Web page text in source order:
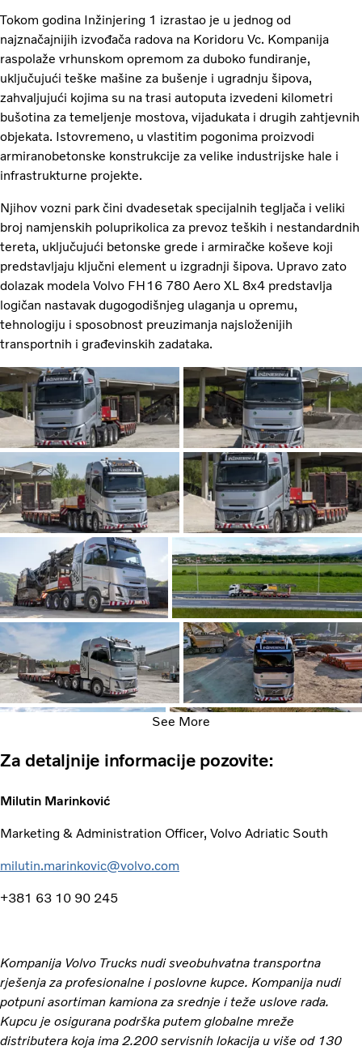
Tokom godina Inžinjering 1 izrastao je u jednog od
najznačajnijih izvođača radova na Koridoru Vc. Kompanija
raspolaže vrhunskom opremom za duboko fundiranje,
uključujući teške mašine za bušenje i ugradnju šipova,
zahvaljujući kojima su na trasi autoputa izvedeni kilometri
bušotina za temeljenje mostova, vijadukata i drugih zahtjevnih
objekata. Istovremeno, u vlastitim pogonima proizvodi
armiranobetonske konstrukcije za velike industrijske hale i
infrastrukturne projekte.
Njihov vozni park čini dvadesetak specijalnih tegljača i veliki
broj namjenskih poluprikolica za prevoz teških i nestandardnih
tereta, uključujući betonske grede i armiračke koševe koji
predstavljaju ključni element u izgradnji šipova. Upravo zato
dolazak modela Volvo FH16 780 Aero XL 8x4 predstavlja
logičan nastavak dugogodišnjeg ulaganja u opremu,
tehnologiju i sposobnost preuzimanja najsloženijih
transportnih i građevinskih zadataka.
See More
Za detaljnije informacije pozovite:
Milutin Marinković
Marketing & Administration Officer, Volvo Adriatic South
milutin.marinkovic@volvo.com
+381 63 10 90 245
Kompanija Volvo Trucks nudi sveobuhvatna transportna
rješenja za profesionalne i poslovne kupce. Kompanija nudi
potpuni asortiman kamiona za srednje i teže uslove rada.
Kupcu je osigurana podrška putem globalne mreže
distributera koja ima 2.200 servisnih lokacija u više od 130